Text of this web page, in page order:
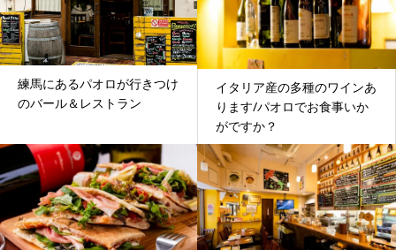
練馬にあるパオロが行きつけ
のバール＆レストラン
イタリア産の多種のワインあ
ります/パオロでお食事いか
がですか？